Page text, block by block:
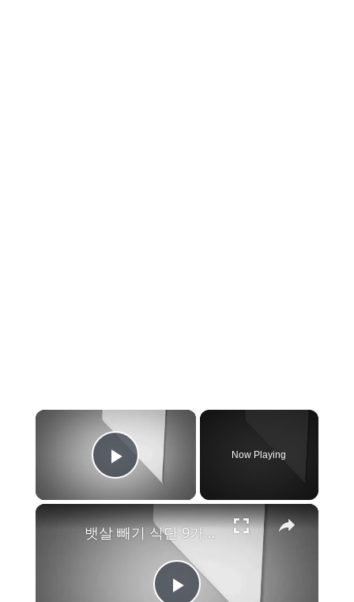
×
Play Video
Now Playing
×
뱃살 빼기 식단 9가지 방법, 처진 뱃살 해결하기